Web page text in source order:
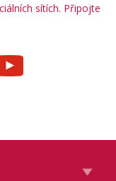
sítích. Připojte